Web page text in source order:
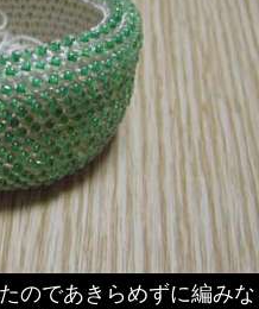
のであきらめずに編みな